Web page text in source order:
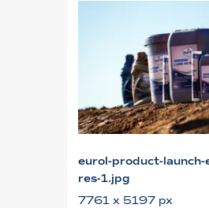
eurol-product-launch-
res-1.jpg
7761 x 5197 px